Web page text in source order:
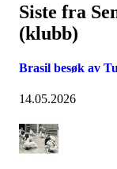
Siste fra
(klubb)
Brasil besøk av
14.05.2026